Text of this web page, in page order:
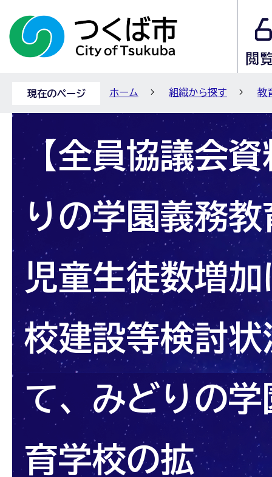
現在のページ ホーム 組織から探す 教
【全員協議会資
りの学園義務
児童生徒数増
校建設等検討状
て、みどりの
育学校の拡